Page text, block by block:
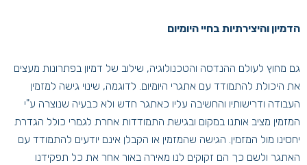
הדמיון והיצירתיות בחיי היומיום
גם מחוץ לעולם ההנדסה והטכנולוגיה, שילוב של דמיון בפתרונות מעצים
את היכולת להתמודד עם אתגרי היומיום. לדוגמה, שינוי גישה למזמין
העבודה ודרישותיו והחשיבה עליו כאתגר חדש ולא כבעיה שנוצרה ע"י
המזמין מציב אותנו במקום ובגישת התמודדות אחרת לגמרי כולל הגדרת
יחסינו מול המזמין. הגישה שהמזמין או הקבלן אינם יודעים להתמודד עם
האתגר ולשם כך הם זקוקים לנו מאירה באור אחר את כל תפקידנו